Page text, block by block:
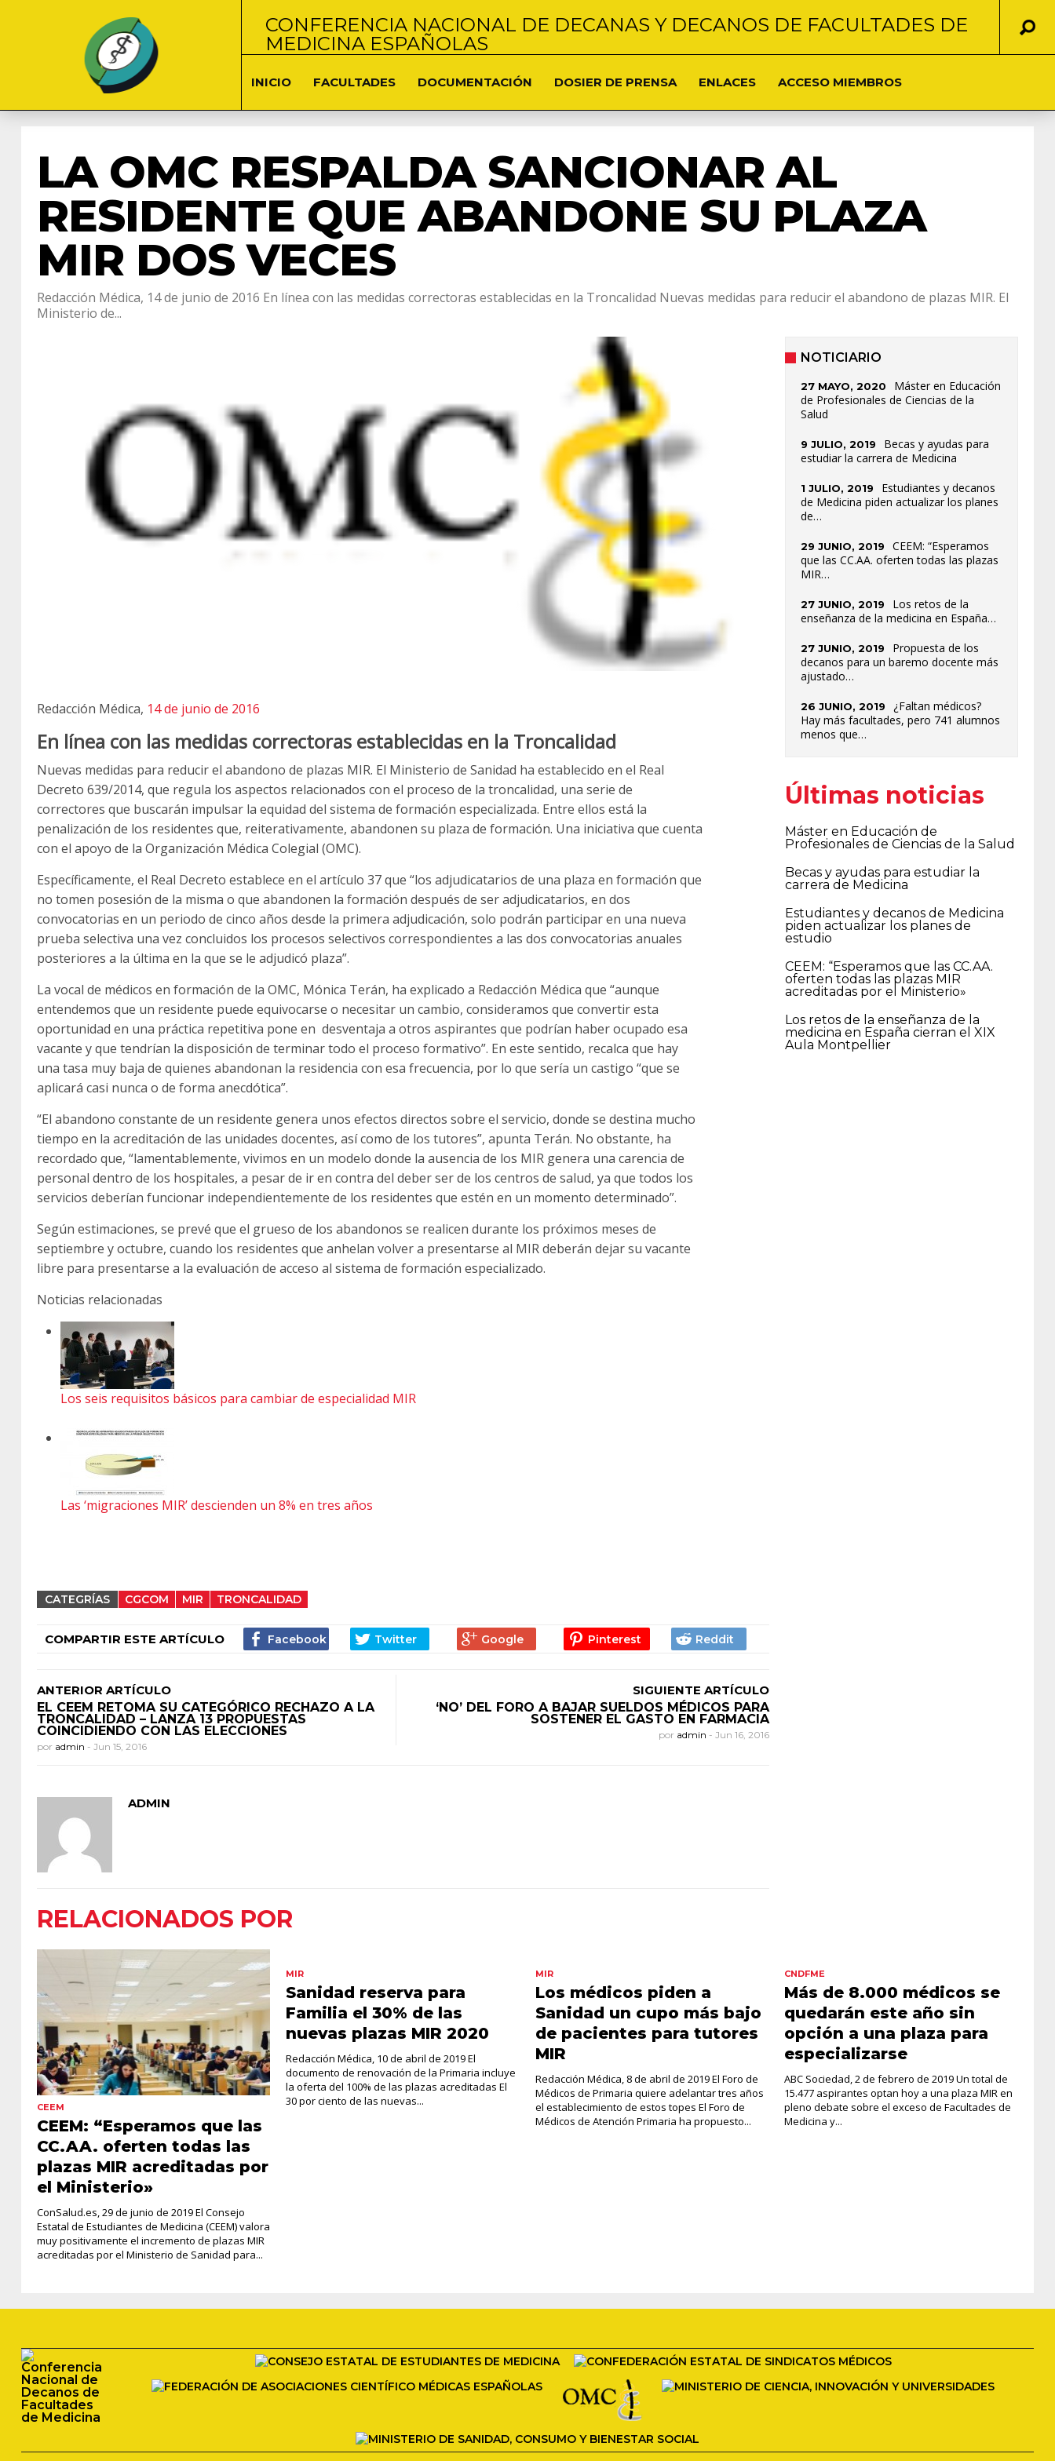
CONFERENCIA NACIONAL DE DECANAS Y DECANOS DE FACULTADES DE
MEDICINA ESPAÑOLAS
INICIO FACULTADES DOCUMENTACIÓN DOSIER DE PRENSA ENLACES ACCESO MIEMBROS
LA OMC RESPALDA SANCIONAR AL
RESIDENTE QUE ABANDONE SU PLAZA
MIR DOS VECES
Redacción Médica, 14 de junio de 2016 En línea con las medidas correctoras establecidas en la Troncalidad Nuevas medidas para reducir el abandono de plazas MIR. El
Ministerio de...
Redacción Médica, 14 de junio de 2016
En línea con las medidas correctoras establecidas en la Troncalidad
Nuevas medidas para reducir el abandono de plazas MIR. El Ministerio de Sanidad ha establecido en el Real
Decreto 639/2014, que regula los aspectos relacionados con el proceso de la troncalidad, una serie de
correctores que buscarán impulsar la equidad del sistema de formación especializada. Entre ellos está la
penalización de los residentes que, reiterativamente, abandonen su plaza de formación. Una iniciativa que cuenta
con el apoyo de la Organización Médica Colegial (OMC).
Específicamente, el Real Decreto establece en el artículo 37 que “los adjudicatarios de una plaza en formación que
no tomen posesión de la misma o que abandonen la formación después de ser adjudicatarios, en dos
convocatorias en un periodo de cinco años desde la primera adjudicación, solo podrán participar en una nueva
prueba selectiva una vez concluidos los procesos selectivos correspondientes a las dos convocatorias anuales
posteriores a la última en la que se le adjudicó plaza”.
La vocal de médicos en formación de la OMC, Mónica Terán, ha explicado a Redacción Médica que “aunque
entendemos que un residente puede equivocarse o necesitar un cambio, consideramos que convertir esta
oportunidad en una práctica repetitiva pone en desventaja a otros aspirantes que podrían haber ocupado esa
vacante y que tendrían la disposición de terminar todo el proceso formativo”. En este sentido, recalca que hay
una tasa muy baja de quienes abandonan la residencia con esa frecuencia, por lo que sería un castigo “que se
aplicará casi nunca o de forma anecdótica”.
“El abandono constante de un residente genera unos efectos directos sobre el servicio, donde se destina mucho
tiempo en la acreditación de las unidades docentes, así como de los tutores”, apunta Terán. No obstante, ha
recordado que, “lamentablemente, vivimos en un modelo donde la ausencia de los MIR genera una carencia de
personal dentro de los hospitales, a pesar de ir en contra del deber ser de los centros de salud, ya que todos los
servicios deberían funcionar independientemente de los residentes que estén en un momento determinado”.
Según estimaciones, se prevé que el grueso de los abandonos se realicen durante los próximos meses de
septiembre y octubre, cuando los residentes que anhelan volver a presentarse al MIR deberán dejar su vacante
libre para presentarse a la evaluación de acceso al sistema de formación especializado.
Noticias relacionadas
Los seis requisitos básicos para cambiar de especialidad MIR
Las ‘migraciones MIR’ descienden un 8% en tres años
CATEGRÍAS CGCOM MIR TRONCALIDAD
COMPARTIR ESTE ARTÍCULO
ANTERIOR ARTÍCULO
EL CEEM RETOMA SU CATEGÓRICO RECHAZO A LA
TRONCALIDAD – LANZA 13 PROPUESTAS
COINCIDIENDO CON LAS ELECCIONES
por admin - Jun 15, 2016
SIGUIENTE ARTÍCULO
‘NO’ DEL FORO A BAJAR SUELDOS MÉDICOS PARA
SOSTENER EL GASTO EN FARMACIA
por admin - Jun 16, 2016
ADMIN
NOTICIARIO
27 MAYO, 2020
Máster en Educación
de Profesionales de Ciencias de la
Salud
9 JULIO, 2019
Becas y ayudas para
estudiar la carrera de Medicina
1 JULIO, 2019
Estudiantes y decanos
de Medicina piden actualizar los planes
de…
29 JUNIO, 2019
CEEM: “Esperamos
que las CC.AA. oferten todas las plazas
MIR…
27 JUNIO, 2019
Los retos de la
enseñanza de la medicina en España…
27 JUNIO, 2019
Propuesta de los
decanos para un baremo docente más
ajustado…
26 JUNIO, 2019
¿Faltan médicos?
Hay más facultades, pero 741 alumnos
menos que…
Últimas noticias
Máster en Educación de
Profesionales de Ciencias de la Salud
Becas y ayudas para estudiar la
carrera de Medicina
Estudiantes y decanos de Medicina
piden actualizar los planes de
estudio
CEEM: “Esperamos que las CC.AA.
oferten todas las plazas MIR
acreditadas por el Ministerio»
Los retos de la enseñanza de la
medicina en España cierran el XIX
Aula Montpellier
RELACIONADOS POR
CEEM
CEEM: “Esperamos que las
CC.AA. oferten todas las
plazas MIR acreditadas por
el Ministerio»
ConSalud.es, 29 de junio de 2019 El Consejo
Estatal de Estudiantes de Medicina (CEEM) valora
muy positivamente el incremento de plazas MIR
acreditadas por el Ministerio de Sanidad para...
MIR
Sanidad reserva para
Familia el 30% de las
nuevas plazas MIR 2020
Redacción Médica, 10 de abril de 2019 El
documento de renovación de la Primaria incluye
la oferta del 100% de las plazas acreditadas El
30 por ciento de las nuevas...
MIR
Los médicos piden a
Sanidad un cupo más bajo
de pacientes para tutores
MIR
Redacción Médica, 8 de abril de 2019 El Foro de
Médicos de Primaria quiere adelantar tres años
el establecimiento de estos topes El Foro de
Médicos de Atención Primaria ha propuesto...
CNDFME
Más de 8.000 médicos se
quedarán este año sin
opción a una plaza para
especializarse
ABC Sociedad, 2 de febrero de 2019 Un total de
15.477 aspirantes optan hoy a una plaza MIR en
pleno debate sobre el exceso de Facultades de
Medicina y...